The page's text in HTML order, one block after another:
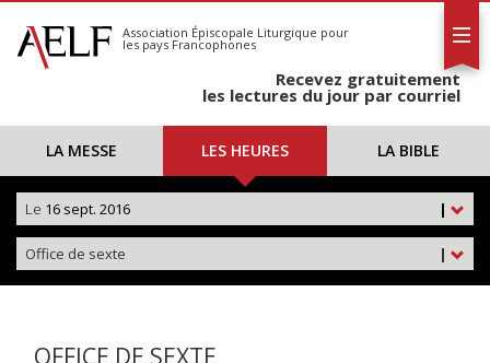
S'abonner
Calendrier
Association Épiscopale Liturgique pour
les pays Francophones
Recevez gratuitement
les lectures du jour par courriel
LA MESSE LES HEURES LA BIBLE
|
Le 16 sept. 2016
|
Office de sexte
OFFICE DE SEXTE